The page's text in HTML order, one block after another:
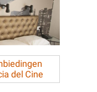
del Cine